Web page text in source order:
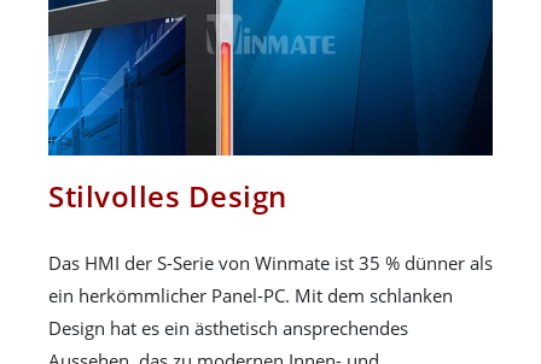
Stilvolles Design
Das HMI der S-Serie von Winmate ist 35 % dünner als
ein herkömmlicher Panel-PC. Mit dem schlanken
Design hat es ein ästhetisch ansprechendes